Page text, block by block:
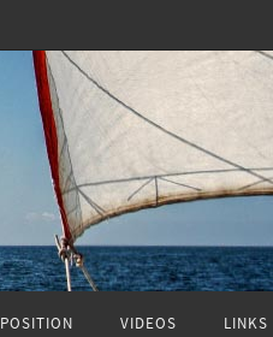
POSITION VIDEOS LINKS